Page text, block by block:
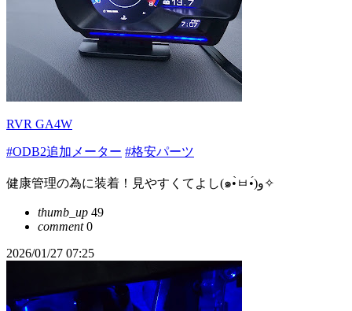
RVR GA4W
#ODB2追加メーター #格安パーツ
健康管理の為に装着！見やすくてよし(๑•̀ㅂ•́)و✧
thumb_up 49
comment0
2026/01/27 07:25